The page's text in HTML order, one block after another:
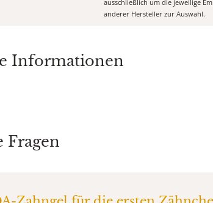
ausschließlich um die jeweilige
anderer Hersteller zur Auswahl.
Informationen
Fragen